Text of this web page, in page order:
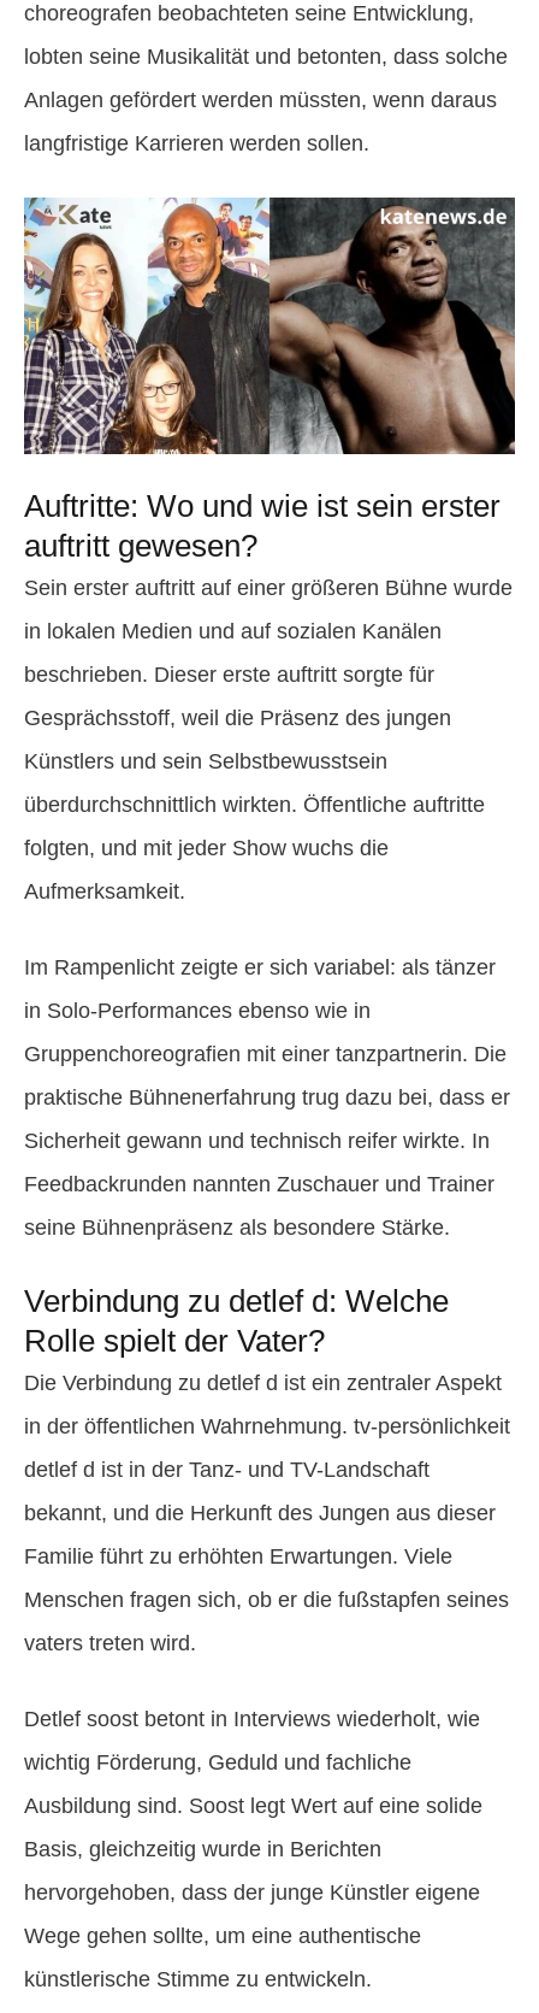
choreografen beobachteten seine Entwicklung,
lobten seine Musikalität und betonten, dass solche
Anlagen gefördert werden müssten, wenn daraus
langfristige Karrieren werden sollen.
Auftritte: Wo und wie ist sein erster
auftritt gewesen?
Sein erster auftritt auf einer größeren Bühne wurde
in lokalen Medien und auf sozialen Kanälen
beschrieben. Dieser erste auftritt sorgte für
Gesprächsstoff, weil die Präsenz des jungen
Künstlers und sein Selbstbewusstsein
überdurchschnittlich wirkten. Öffentliche auftritte
folgten, und mit jeder Show wuchs die
Aufmerksamkeit.
Im Rampenlicht zeigte er sich variabel: als tänzer
in Solo-Performances ebenso wie in
Gruppenchoreografien mit einer tanzpartnerin. Die
praktische Bühnenerfahrung trug dazu bei, dass er
Sicherheit gewann und technisch reifer wirkte. In
Feedbackrunden nannten Zuschauer und Trainer
seine Bühnenpräsenz als besondere Stärke.
Verbindung zu detlef d: Welche
Rolle spielt der Vater?
Die Verbindung zu detlef d ist ein zentraler Aspekt
in der öffentlichen Wahrnehmung. tv-persönlichkeit
detlef d ist in der Tanz- und TV-Landschaft
bekannt, und die Herkunft des Jungen aus dieser
Familie führt zu erhöhten Erwartungen. Viele
Menschen fragen sich, ob er die fußstapfen seines
vaters treten wird.
Detlef soost betont in Interviews wiederholt, wie
wichtig Förderung, Geduld und fachliche
Ausbildung sind. Soost legt Wert auf eine solide
Basis, gleichzeitig wurde in Berichten
hervorgehoben, dass der junge Künstler eigene
Wege gehen sollte, um eine authentische
künstlerische Stimme zu entwickeln.